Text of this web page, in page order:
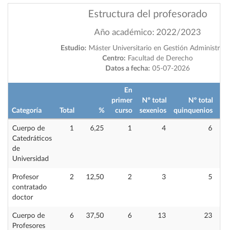
Estructura del profesorado
Año académico: 2022/2023
Estudio: Máster Universitario en Gestión
Centro: Facultad de Derecho
Datos a fecha: 05-07-2026
Categoría Total %
En
primer
curso
Nº total
sexenios
Nº total
quinquenios
Cuerpo de
Catedráticos
de
Universidad
1 6,25 1 4 6
Profesor
contratado
doctor
2 12,50 2 3 5
Cuerpo de
Profesores
6 37,50 6 13 23